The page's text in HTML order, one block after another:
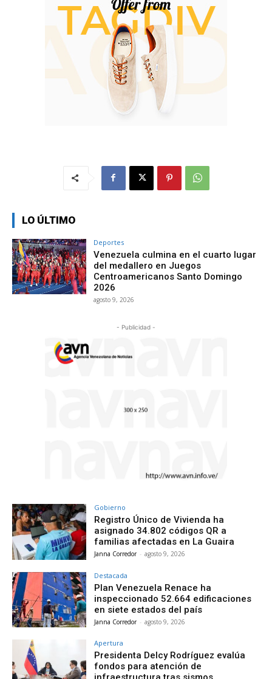
LO ÚLTIMO
Deportes
Venezuela culmina en el cuarto lugar
del medallero en Juegos
Centroamericanos Santo Domingo
2026
agosto 9, 2026
- Publicidad -
Gobierno
Registro Único de Vivienda ha
asignado 34.802 códigos QR a
familias afectadas en La Guaira
Janna Corredor - agosto 9, 2026
Destacada
Plan Venezuela Renace ha
inspeccionado 52.664 edificaciones
en siete estados del país
Janna Corredor - agosto 9, 2026
Apertura
Presidenta Delcy Rodríguez evalúa
fondos para atención de